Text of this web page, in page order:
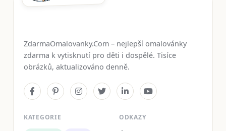
ZdarmaOmalovanky.Com – nejlepší omalovánky
zdarma k vytisknutí pro děti i dospělé. Tisíce
obrázků, aktualizováno denně.
KATEGORIE ODKAZY